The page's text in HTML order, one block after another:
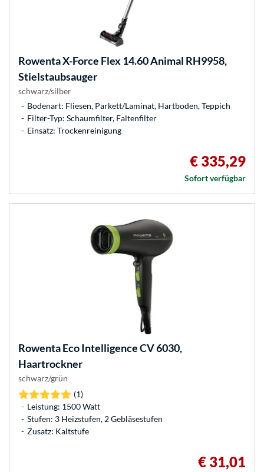
RowentaX-Force Flex 14.60 Animal RH9958,
Stielstaubsauger
schwarz/silber
Bodenart: Fliesen, Parkett/Laminat, Hartboden, Teppich
Filter-Typ: Schaumfilter, Faltenfilter
Einsatz: Trockenreinigung
€ 335,29
Sofort verfügbar
RowentaEco Intelligence CV 6030,
Haartrockner
schwarz/grün
(1)
Leistung: 1500 Watt
Stufen: 3 Heizstufen, 2 Gebläsestufen
Zusatz: Kaltstufe
€ 31,01